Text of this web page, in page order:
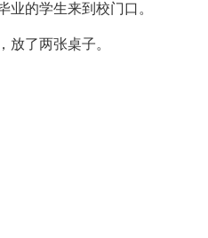
的学生来到校门口。
了两张桌子。